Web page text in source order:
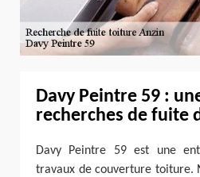
Davy Peintre 59 :
recherches de fuite
Davy Peintre 59 est une
travaux de couverture toiture.